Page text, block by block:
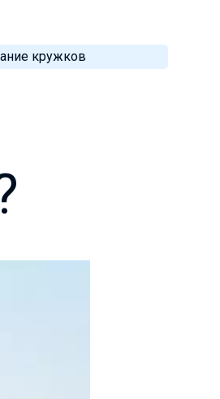
кружков